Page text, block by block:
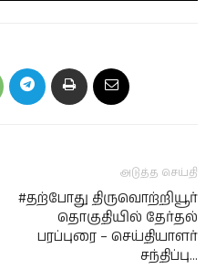
அடுத்த செய்தி
#தற்போது திருவொற்றியூர்
தொகுதியில் தேர்தல்
பரப்புரை – செய்தியாளர்
சந்திப்பு…